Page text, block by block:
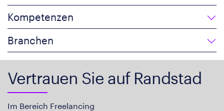
Kompetenzen
Branchen
Vertrauen Sie auf Randstad
Im Bereich Freelancing